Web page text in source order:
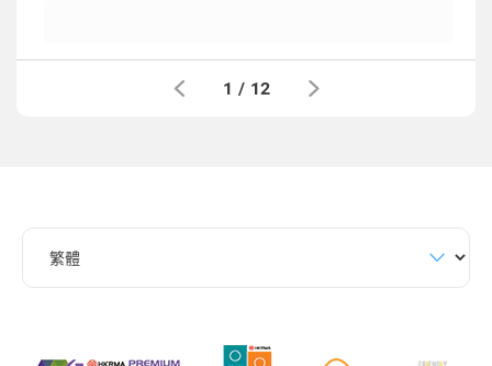
1 / 12